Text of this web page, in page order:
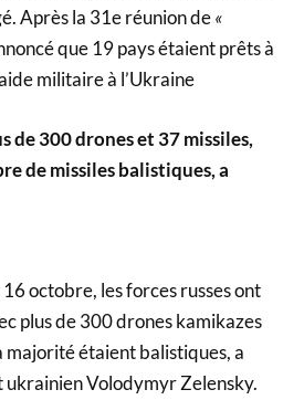
Après la 31e réunion de«
que 19 pays étaient prêts à
militaire à l’Ukraine
de 300 drones et 37 missiles,
de missiles balistiques, a
octobre, les forces russes ont
plus de 300 drones kamikazes
majorité étaient balistiques, a
Volodymyr Zelensky.